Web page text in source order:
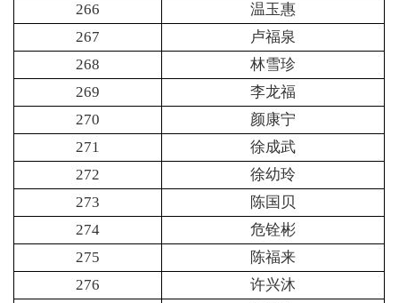
266
温玉惠
267
卢福泉
268
林雪珍
269
李龙福
270
颜康宁
271
徐成武
272
徐幼玲
273
陈国贝
274
危铨彬
275
陈福来
276
许兴沐